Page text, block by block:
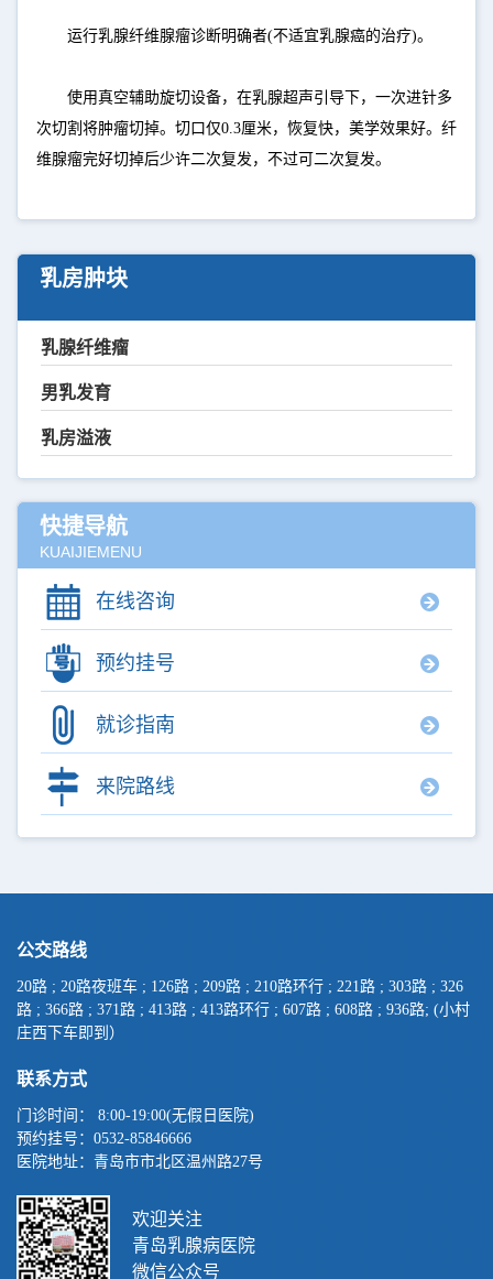
运行乳腺纤维腺瘤诊断明确者(不适宜乳腺癌的治疗)。
使用真空辅助旋切设备，在乳腺超声引导下，一次进针多
次切割将肿瘤切掉。切口仅0.3厘米，恢复快，美学效果好。纤
维腺瘤完好切掉后少许二次复发，不过可二次复发。
乳房肿块
乳腺纤维瘤
男乳发育
乳房溢液
快捷导航
KUAIJIEMENU
在线咨询
预约挂号
就诊指南
来院路线
公交路线
20路 ; 20路夜班车 ; 126路 ; 209路 ; 210路环行 ; 221路 ; 303路 ; 326
路 ; 366路 ; 371路 ; 413路 ; 413路环行 ; 607路 ; 608路 ; 936路; (小村
庄西下车即到）
联系方式
门诊时间： 8:00-19:00(无假日医院)
预约挂号： 0532-85846666
医院地址：青岛市市北区温州路27号
欢迎关注
青岛乳腺病医院
微信公众号